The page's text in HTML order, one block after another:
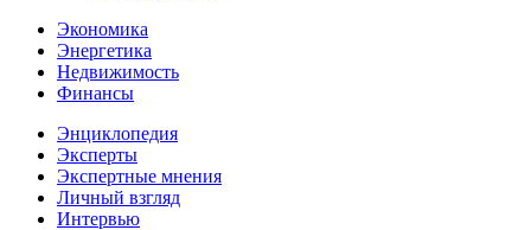
Экономика
Энергетика
Недвижимость
Финансы
Энциклопедия
Эксперты
Экспертные мнения
Личный взгляд
Интервью